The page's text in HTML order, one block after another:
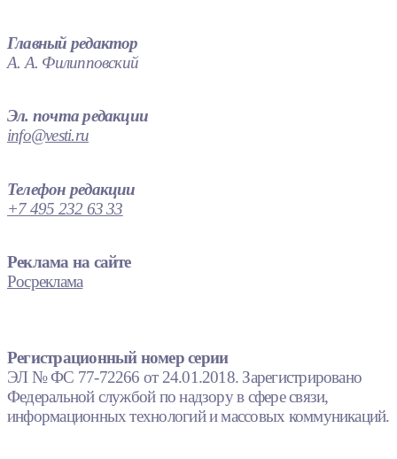
Главный редактор
А. А. Филипповский
Эл. почта редакции
info@vesti.ru
Телефон редакции
+7 495 232 63 33
Реклама на сайте
Росреклама
Регистрационный номер серии
ЭЛ № ФС 77-72266 от 24.01.2018. Зарегистрировано
Федеральной службой по надзору в сфере связи,
информационных технологий и массовых коммуникаций.